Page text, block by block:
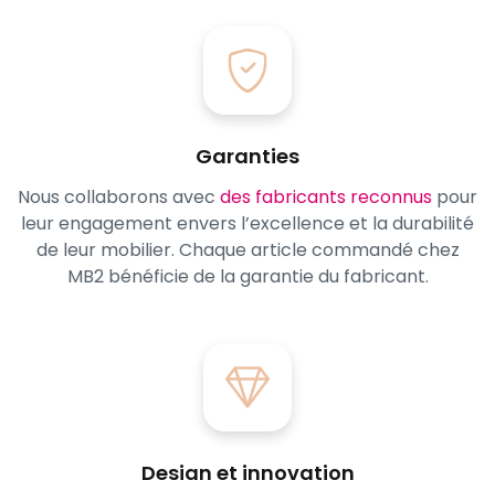
Garanties
Nous collaborons avec des fabricants reconnus pour
leur engagement envers l’excellence et la durabilité
de leur mobilier. Chaque article commandé chez
MB2 bénéficie de la garantie du fabricant.
Design et innovation